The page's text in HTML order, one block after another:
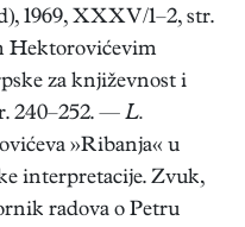
1969, XXXV/1–2, str.
Hektorovićevim
za književnost i
240–252. — L.
»Ribanja« u
interpretacije. Zvuk,
radova o Petru